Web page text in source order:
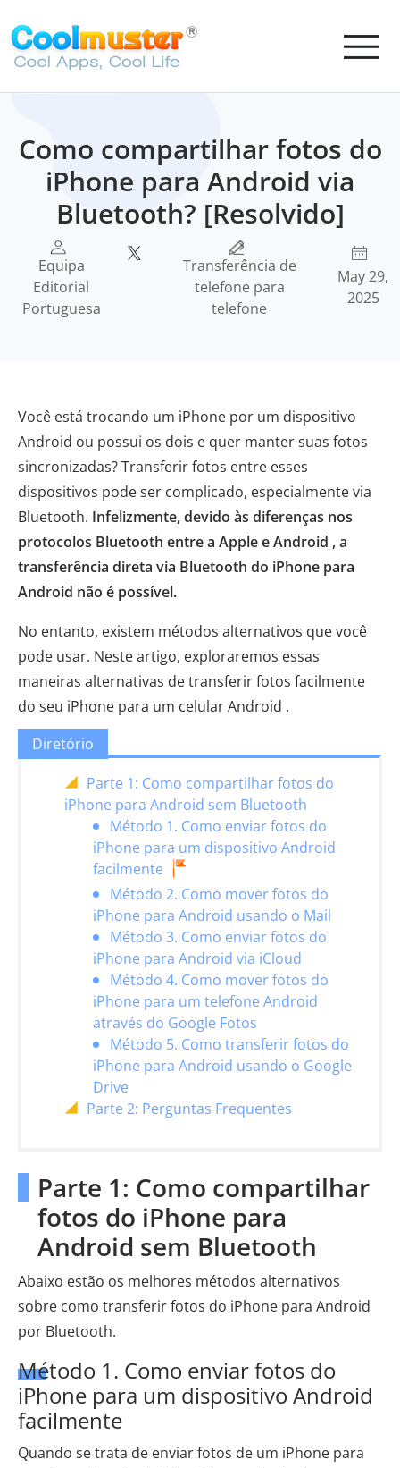
Como compartilhar fotos do
iPhone para Android via
Bluetooth? [Resolvido]
Equipa
Editorial
Portuguesa
Transferência de
telefone para
telefone
May 29,
2025
Você está trocando um iPhone por um dispositivo
Android ou possui os dois e quer manter suas fotos
sincronizadas? Transferir fotos entre esses
dispositivos pode ser complicado, especialmente via
Bluetooth. Infelizmente, devido às diferenças nos
protocolos Bluetooth entre a Apple e Android , a
transferência direta via Bluetooth do iPhone para
Android não é possível.
No entanto, existem métodos alternativos que você
pode usar. Neste artigo, exploraremos essas
maneiras alternativas de transferir fotos facilmente
do seu iPhone para um celular Android .
Diretório
Parte 1: Como compartilhar fotos do
iPhone para Android sem Bluetooth
Método 1. Como enviar fotos do
iPhone para um dispositivo Android
facilmente
Método 2. Como mover fotos do
iPhone para Android usando o Mail
Método 3. Como enviar fotos do
iPhone para Android via iCloud
Método 4. Como mover fotos do
iPhone para um telefone Android
através do Google Fotos
Método 5. Como transferir fotos do
iPhone para Android usando o Google
Drive
Parte 2: Perguntas Frequentes
Parte 1: Como compartilhar
fotos do iPhone para
Android sem Bluetooth
Abaixo estão os melhores métodos alternativos
sobre como transferir fotos do iPhone para Android
por Bluetooth.
Método 1. Como enviar fotos do
iPhone para um dispositivo Android
facilmente
Quando se trata de enviar fotos de um iPhone para